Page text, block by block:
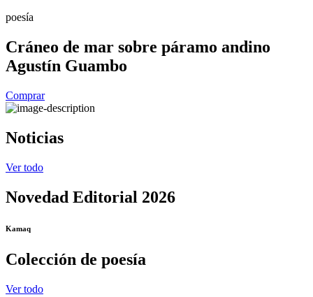
poesía
Cráneo de mar sobre páramo andino
Agustín Guambo
Comprar
Noticias
Ver todo
Novedad Editorial 2026
Kamaq
Colección de poesía
Ver todo